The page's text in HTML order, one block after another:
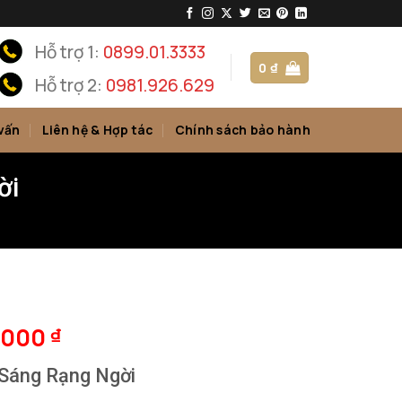
Hỗ trợ 1: 0899.01.3333
Hỗ trợ 2: 0981.926.629
0₫
Liên hệ & Hợp tác Chính sách bảo hành
₫
Rạng Ngời